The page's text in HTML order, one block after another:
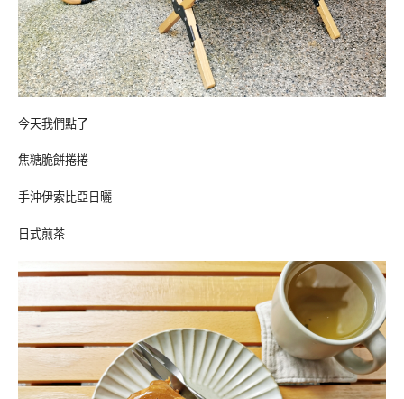
今天我們點了
焦糖脆餅捲捲
手沖伊索比亞日曬
日式煎茶